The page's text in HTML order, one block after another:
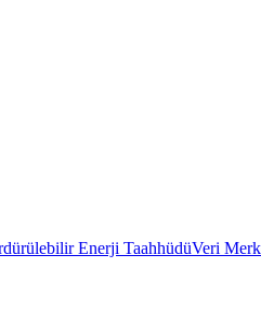
Enerji TaahhüdüVeri